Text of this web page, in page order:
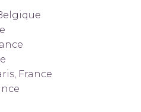
France